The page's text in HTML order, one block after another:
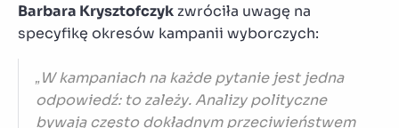
Barbara Krysztofczyk zwróciła uwagę na
specyfikę okresów kampanii wyborczych:
„W kampaniach na każde pytanie jest jedna
odpowiedź: to zależy. Analizy polityczne
bywają często dokładnym przeciwieństwem